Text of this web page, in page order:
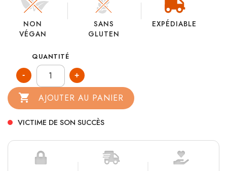
NON
VÉGAN
SANS
GLUTEN
EXPÉDIABLE
QUANTITÉ
 AJOUTER AU PANIER
VICTIME DE SON SUCCÈS